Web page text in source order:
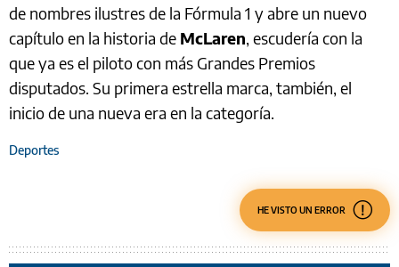
de nombres ilustres de la Fórmula 1 y abre un nuevo
capítulo en la historia de McLaren, escudería con la
que ya es el piloto con más Grandes Premios
disputados. Su primera estrella marca, también, el
inicio de una nueva era en la categoría.
Deportes
HE VISTO UN ERROR